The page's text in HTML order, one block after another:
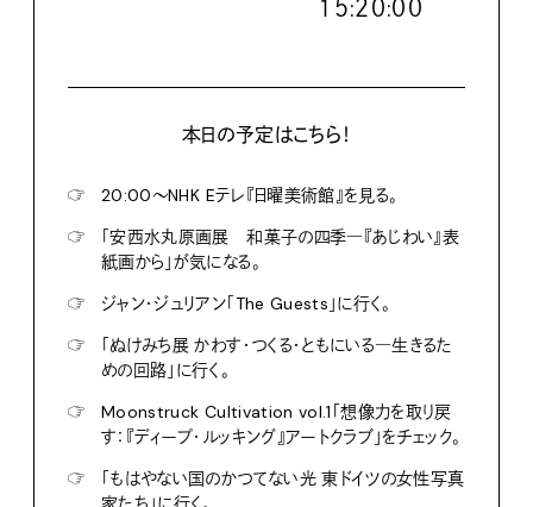
１５:２０:０２
本日の予定はこちら！
☞
20:00〜NHK Eテレ『日曜美術館』を見る。
☞
「安西水丸原画展 和菓子の四季―『あじわい』表
紙画から」が気になる。
☞
ジャン・ジュリアン「The Guests」に行く。
☞
「ぬけみち展 かわす・つくる・ともにいる―生きるた
めの回路」に行く。
☞
Moonstruck Cultivation vol.1「想像力を取り戻
す：『ディープ・ルッキング』アートクラブ」をチェック。
☞
「もはやない国のかつてない光 東ドイツの女性写真